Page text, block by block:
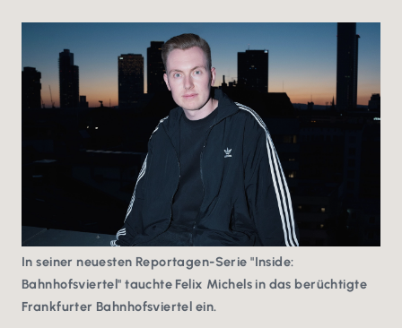
In seiner neuesten Reportagen-Serie "Inside:
Bahnhofsviertel" tauchte Felix Michels in das berüchtigte
Frankfurter Bahnhofsviertel ein.